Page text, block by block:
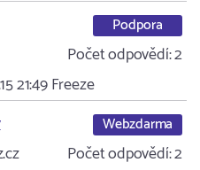
Podpora
Počet odpovědí:2
21:49Freeze
Webzdarma
Počet odpovědí:2